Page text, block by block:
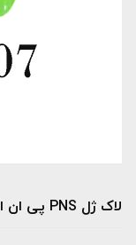
لاک ژل PNS پی ان اس کد رنگ 007حجم 10میل